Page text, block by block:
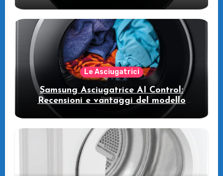
WW11DB7B94GE/U3: la lavatrice
intelligente che fa risparmiare
Le Asciugatrici
Samsung Asciugatrice AI Control:
Recensioni e vantaggi del modello